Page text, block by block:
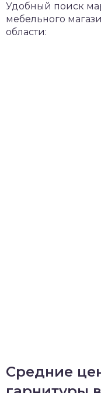
Удобный поиск
мебельного
области:
Средние